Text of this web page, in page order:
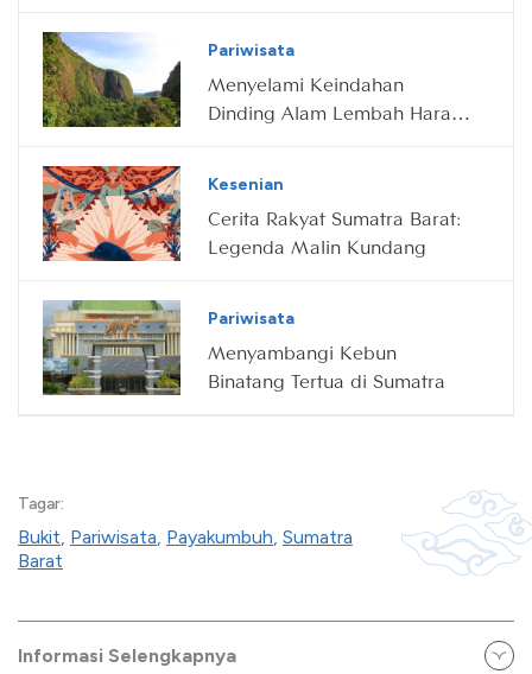
Pariwisata
Menyelami Keindahan
Dinding Alam Lembah Harau,
Kesenian
Cerita Rakyat Sumatra Barat:
Legenda Malin Kundang
Pariwisata
Menyambangi Kebun
Binatang Tertua di Sumatra
Tagar:
Bukit, Pariwisata, Payakumbuh, Sumatra
Barat
Informasi Selengkapnya